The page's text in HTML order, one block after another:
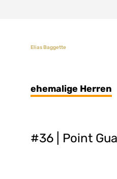
Elias Baggette
ehemalige Herren
#36 | Point